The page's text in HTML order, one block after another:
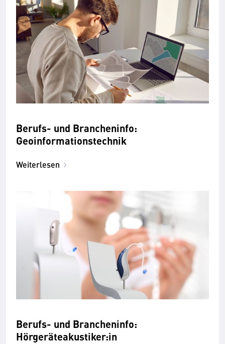
Berufs- und Brancheninfo:
Geoinformationstechnik
Weiterlesen
Berufs- und Brancheninfo:
Hörgeräteakustiker:in